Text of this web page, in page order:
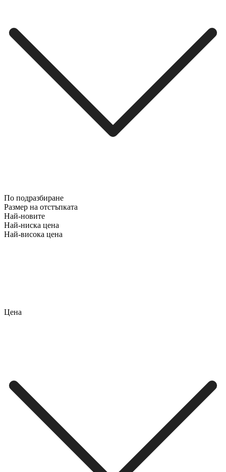
По подразбиране
Размер на отстъпката
Най-новите
Най-ниска цена
Най-висока цена
Цена